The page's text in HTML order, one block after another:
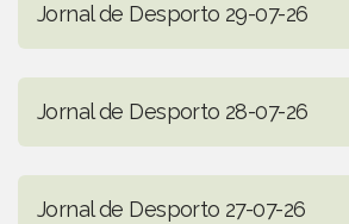
Jornal de Desporto 29-07-26
Jornal de Desporto 28-07-26
Jornal de Desporto 27-07-26